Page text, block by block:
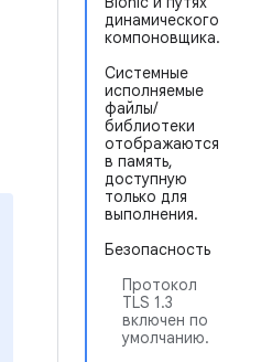
динамического
компоновщика.
Системные
исполняемые
файлы/
библиотеки
отображаются
в память,
доступную
только для
выполнения.
Безопасность
Протокол
TLS 1.3
включен по
умолчанию.